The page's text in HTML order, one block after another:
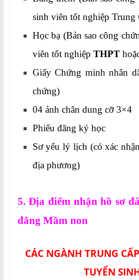
sinh viên tốt nghiệp Trung
Học bạ (Bản sao công
viên tốt nghiệp THPT
Giấy Chứng minh nhân
chứng)
04 ảnh chân dung cỡ 3×4
Phiếu đăng ký học
Sơ yếu lý lịch (có xác
địa phương)
5. Địa điểm nhận hồ sơ
đẳng Mầm non
CÁC NGÀNH TRUNG
TUYỂN